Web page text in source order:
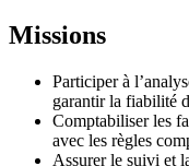
Missions
Participer à
garantir la fiabilité
Comptabiliser les
avec les règles
Assurer le suivi et